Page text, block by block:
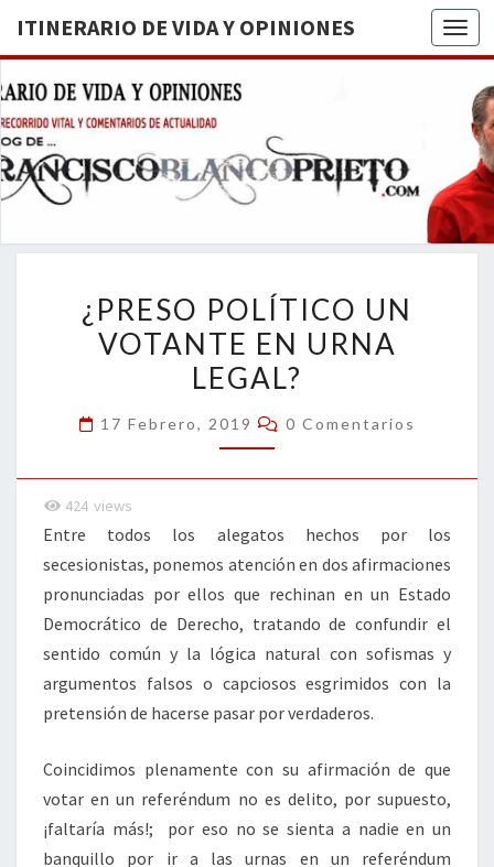
ITINERARIO DE VIDA Y OPINIONES
DE
BREVE
RECORRIDO
VITAL Y
ACTUALIDAD
POLÍTICO
UN
VOTANTE
URNA
¿PRESO POLÍTICO UN
VOTANTE EN URNA
LEGAL?
17 Febrero, 2019 Comentarios
0 Comentarios
424 views
Entre todos los alegatos hechos por los
secesionistas, ponemos atención en dos afirmaciones
pronunciadas por ellos que rechinan en un Estado
Democrático de Derecho, tratando de confundir el
sentido común y la lógica natural con sofismas y
argumentos falsos o capciosos esgrimidos con la
pretensión de hacerse pasar por verdaderos.
Coincidimos plenamente con su afirmación de que
votar en un referéndum no es delito, por supuesto,
¡faltaría más!; por eso no se sienta a nadie en un
banquillo por ir a las urnas en un referéndum